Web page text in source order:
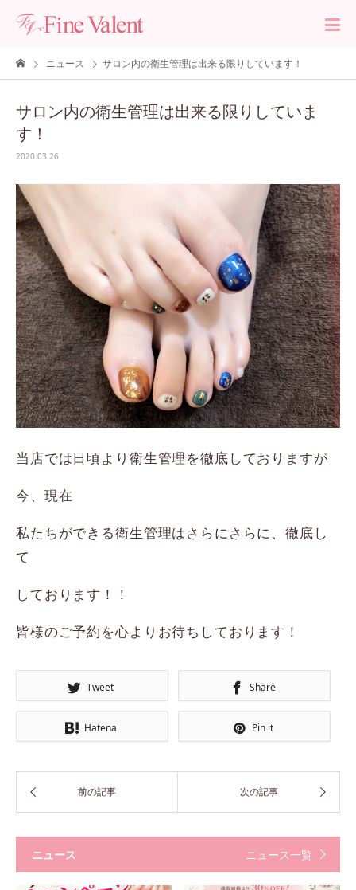
ニュース サロン内の衛生管理は出来る限りしています！
サロン内の衛生管理は出来る限りしていま
す！
2020.03.26
当店では日頃より衛生管理を徹底しておりますが
今、現在
私たちができる衛生管理はさらにさらに、徹底し
て
しております！！
皆様のご予約を心よりお待ちしております！
Tweet Share
Hatena Pin it
ニュース ニュース一覧